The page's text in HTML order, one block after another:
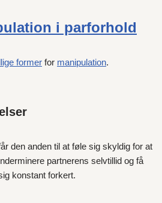
i parforhold
former for manipulation.
den anden til at føle sig skyldig for at
partnerens selvtillid og få
konstant forkert.